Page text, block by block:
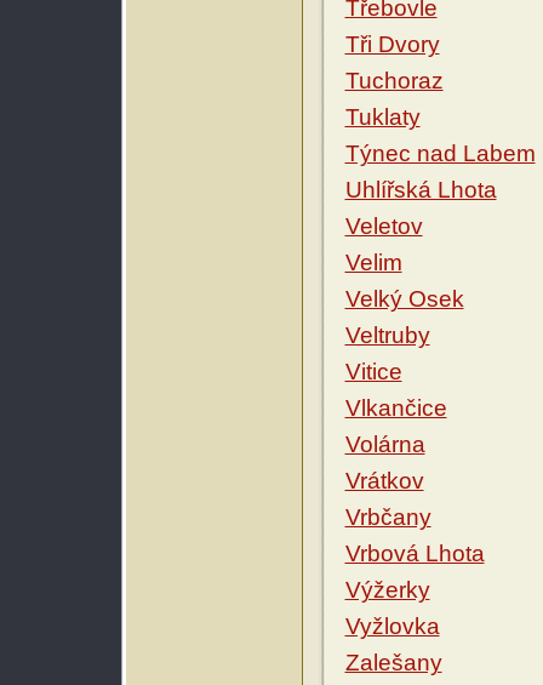
Třebovle
Tři Dvory
Tuchoraz
Tuklaty
Týnec nad Labem
Uhlířská Lhota
Veletov
Velim
Velký Osek
Veltruby
Vitice
Vlkančice
Volárna
Vrátkov
Vrbčany
Vrbová Lhota
Výžerky
Vyžlovka
Zalešany